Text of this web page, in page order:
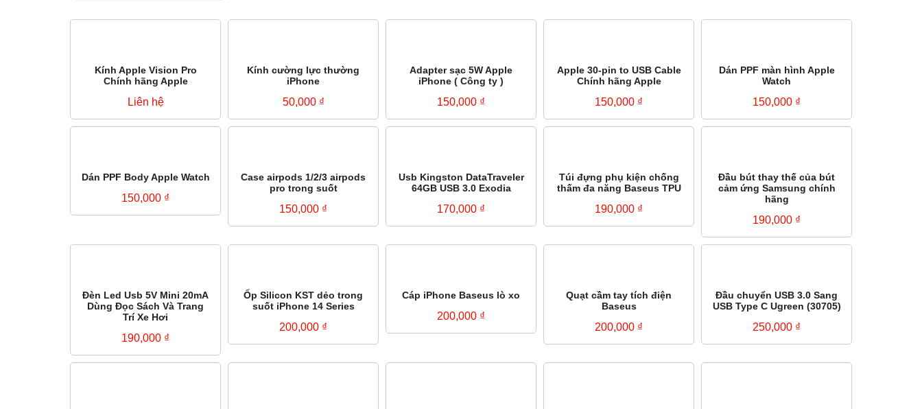
Kính Apple Vision Pro
Chính hãng Apple
Liên hệ
Kính cường lực thường
iPhone
50,000 ₫
Adapter sạc 5W Apple
iPhone ( Công ty )
150,000 ₫
Apple 30-pin to USB Cable
Chính hãng Apple
150,000 ₫
Dán PPF màn hình Apple
Watch
150,000 ₫
Dán PPF Body Apple Watch
150,000 ₫
Case airpods 1/2/3 airpods
pro trong suốt
150,000 ₫
Usb Kingston DataTraveler
64GB USB 3.0 Exodia
170,000 ₫
Túi đựng phụ kiện chống
thấm đa năng Baseus TPU
190,000 ₫
Đầu bút thay thế của bút
cảm ứng Samsung chính
hãng
190,000 ₫
Đèn Led Usb 5V Mini 20mA
Dùng Đọc Sách Và Trang
Trí Xe Hơi
190,000 ₫
Ốp Silicon KST dẻo trong
suốt iPhone 14 Series
200,000 ₫
Cáp iPhone Baseus lò xo
200,000 ₫
Quạt cầm tay tích điện
Baseus
200,000 ₫
Đầu chuyển USB 3.0 Sang
USB Type C Ugreen (30705)
250,000 ₫